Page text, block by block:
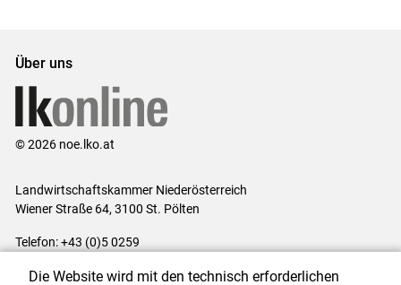
Über uns
© 2026 noe.lko.at
Landwirtschaftskammer Niederösterreich
Wiener Straße 64, 3100 St. Pölten
Telefon: +43 (0)5 0259
Die Website wird mit den technisch erforderlichen